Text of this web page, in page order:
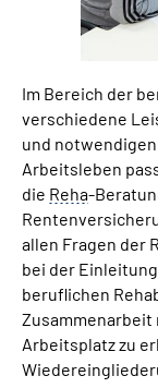
Inhalte in
Leichte
Suche
Im Bereich der
verschiedene
und
Arbeitsleben
die Reha-
allen Fragen der
bei der
beruflichen
Zusammenarbeit
Arbeitsplatz zu